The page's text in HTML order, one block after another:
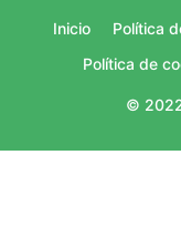
Inicio Política
Política de
©